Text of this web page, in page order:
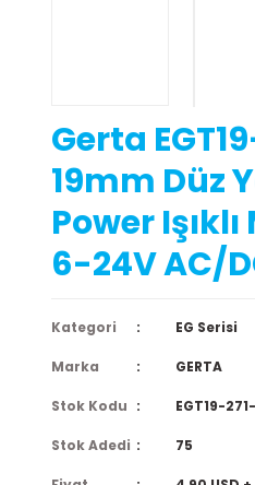
Gerta
19mm Düz
Power
6-24V AC/
Kategori EG Serisi
Marka GERTA
Stok Kodu EGT19-
Stok Adedi 75